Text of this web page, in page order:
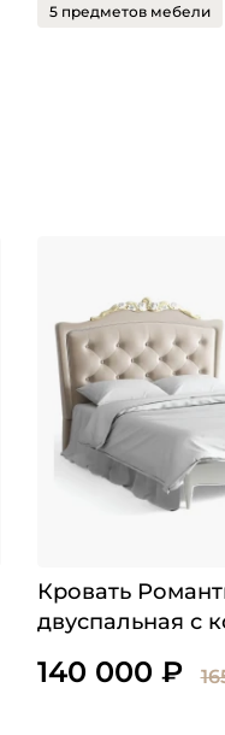
5 предметов мебели
Кровать
двуспальная с
140 000 ₽